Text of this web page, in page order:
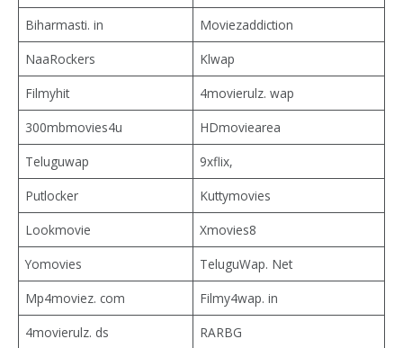
Biharmasti. in
Moviezaddiction
NaaRockers
Klwap
Filmyhit
4movierulz. wap
300mbmovies4u
HDmoviearea
Teluguwap
9xflix,
Putlocker
Kuttymovies
Lookmovie
Xmovies8
Yomovies
TeluguWap. Net
Mp4moviez. com
Filmy4wap. in
4movierulz. ds
RARBG